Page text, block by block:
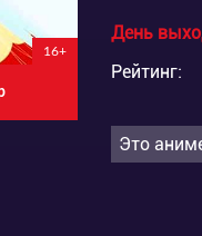
16+
День
Рейтинг:
Это